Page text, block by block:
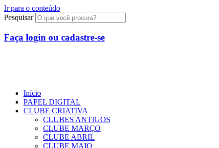
Ir para o conteúdo
Pesquisar
Faça login ou cadastre-se
Início
PAPEL DIGITAL
CLUBE CRIATIVA
CLUBES ANTIGOS
CLUBE MARÇO
CLUBE ABRIL
CLUBE MAIO